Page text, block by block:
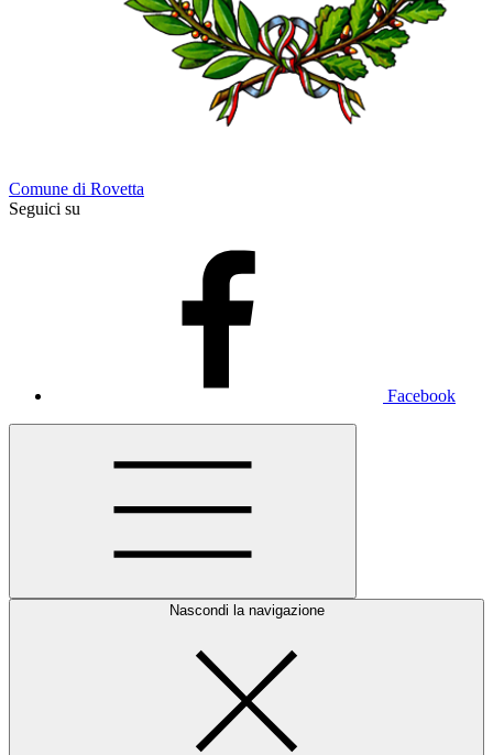
Comune di Rovetta
Seguici su
Facebook
Nascondi la navigazione